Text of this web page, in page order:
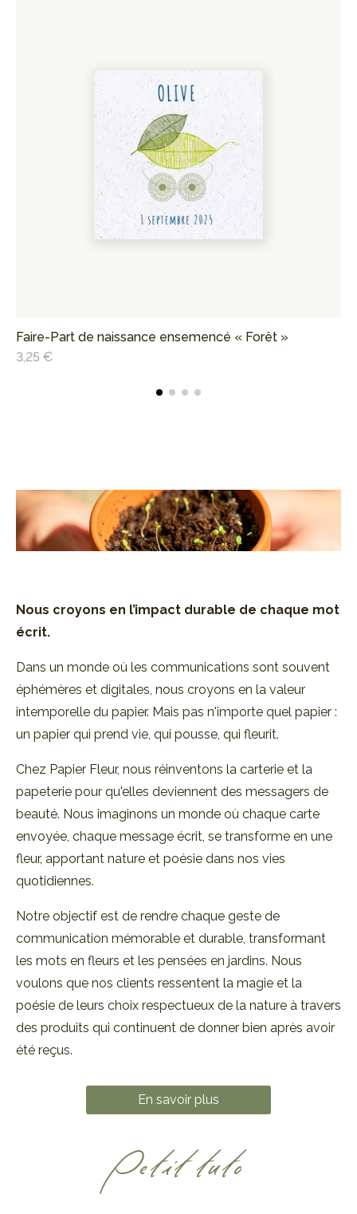
Faire-Part de naissance ensemencé « Forêt »
3,25 €
Nous croyons en l’impact durable de chaque mot
écrit.
Dans un monde où les communications sont souvent
éphémères et digitales, nous croyons en la valeur
intemporelle du papier. Mais pas n'importe quel papier :
un papier qui prend vie, qui pousse, qui fleurit.
Chez Papier Fleur, nous réinventons la carterie et la
papeterie pour qu'elles deviennent des messagers de
beauté. Nous imaginons un monde où chaque carte
envoyée, chaque message écrit, se transforme en une
fleur, apportant nature et poésie dans nos vies
quotidiennes.
Notre objectif est de rendre chaque geste de
communication mémorable et durable, transformant
les mots en fleurs et les pensées en jardins. Nous
voulons que nos clients ressentent la magie et la
poésie de leurs choix respectueux de la nature à travers
des produits qui continuent de donner bien après avoir
été reçus.
En savoir plus
Petit tuto